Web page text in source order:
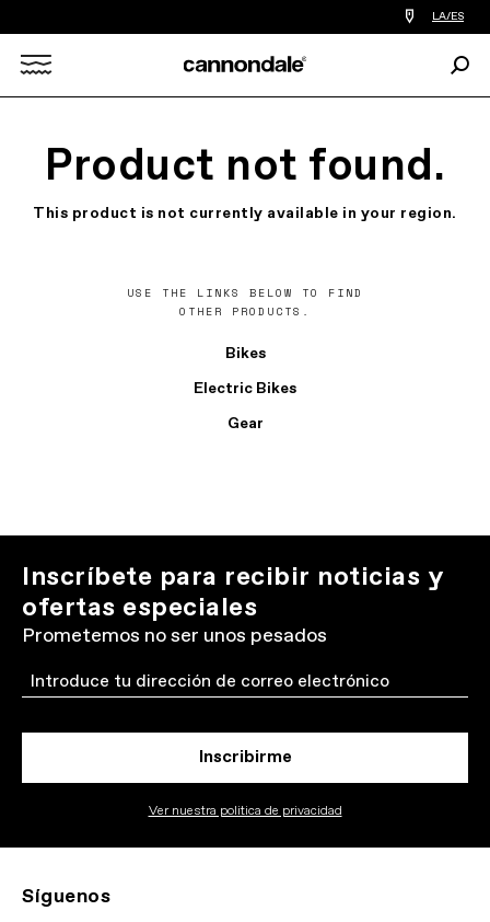
Encontrar
tiedas
bicicletas
de
LA/ES
Product not found.
This product is not currently available in your region.
USE THE LINKS BELOW TO FIND
OTHER PRODUCTS.
Bikes
Electric Bikes
Gear
Inscríbete para recibir noticias y
ofertas especiales
Prometemos no ser unos pesados
Email
Inscribirme
Ver nuestra politica de privacidad
Síguenos